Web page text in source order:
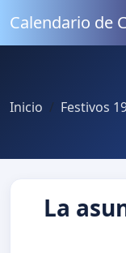
Calendario de
Inicio Festivos
La